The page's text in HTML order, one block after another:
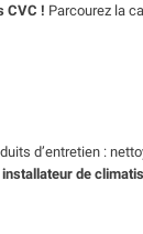
CVC ! Parcourez la
d’entretien :
installateur de